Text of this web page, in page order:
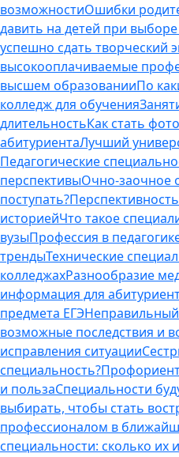
возможностиОшибки
давить на детей при
успешно сдать творческий
высокооплачиваемые
высшем образованииПо
колледж для обучения
длительностьКак стать
абитуриентаЛучший
Педагогические
перспективыОчно-заочное
поступать?
историейЧто такое
вузыПрофессия в
трендыТехнические
колледжахРазнообразие
информация для
предмета ЕГЭ
возможные последствия и
исправления ситуации
специальность?
и пользаСпециальности
выбирать, чтобы стать
профессионалом в
специальности: сколько их